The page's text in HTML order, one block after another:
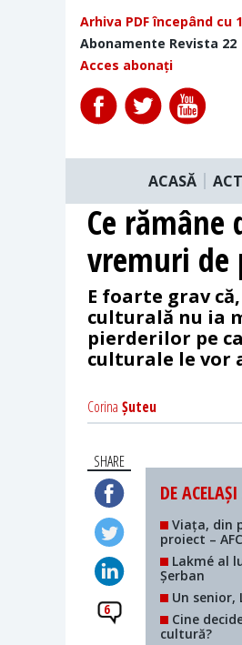
Arhiva PDF începând cu
Abonamente Revista 22
Acces abonați
ACASĂ
Ce
vremuri de
E foarte grav
culturală nu ia
pierderilor pe
culturale le vor
Corina Șuteu
SHARE
6
DE
Viața, din
proiect –
Lakmé al
Șerban
Un senior,
Cine
cultură?